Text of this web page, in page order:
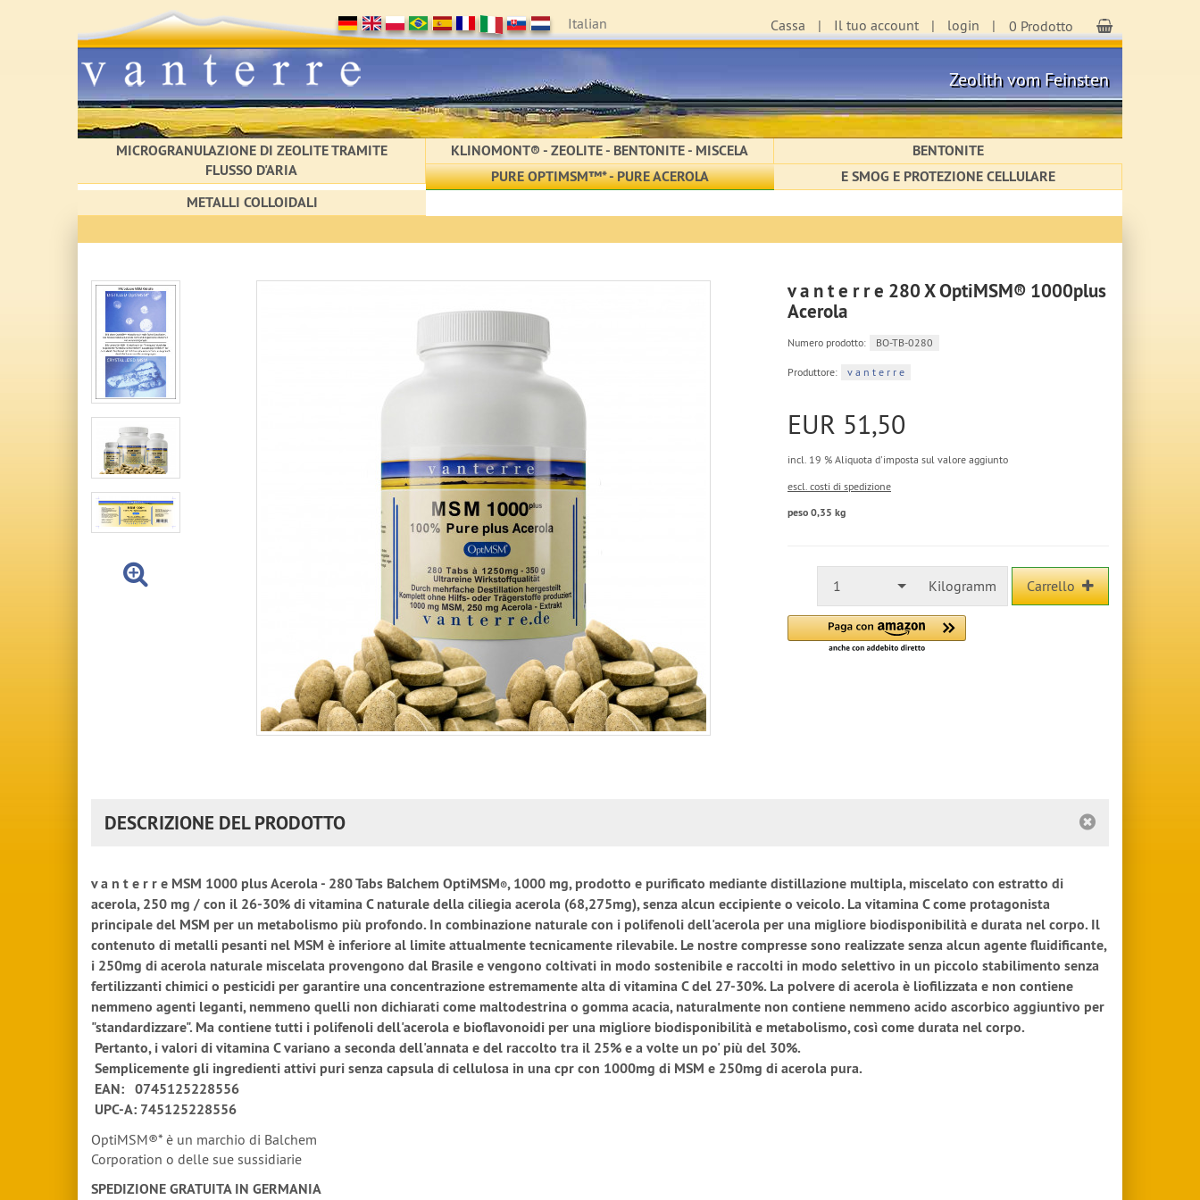
Italian Cassa Il tuo account login 0 Prodotto Carrello
Zeolith vom Feinsten
MICROGRANULAZIONE DI ZEOLITE TRAMITE
FLUSSO D'ARIA
KLINOMONT® - ZEOLITE - BENTONITE - MISCELA
BENTONITE
PURE OPTIMSM™* - PURE ACEROLA
E SMOG E PROTEZIONE CELLULARE
METALLI COLLOIDALI
v a n t e r r e 280 X OptiMSM® 1000plus
Acerola
Numero prodotto: BO-TB-0280
Produttore: v a n t e r r e
EUR 51,50
incl. 19 % Aliquota d'imposta sul valore aggiunto
escl. costi di spedizione
peso 0,35 kg
1 Kilogramm Carrello
DESCRIZIONE DEL PRODOTTO
v a n t e r r e MSM 1000 plus Acerola - 280 Tabs Balchem OptiMSM®, 1000 mg, prodotto e purificato mediante distillazione multipla, miscelato con estratto di
acerola, 250 mg / con il 26-30% di vitamina C naturale della ciliegia acerola (68,275mg), senza alcun eccipiente o veicolo. La vitamina C come protagonista
principale del MSM per un metabolismo più profondo. In combinazione naturale con i polifenoli dell'acerola per una migliore biodisponibilità e durata nel corpo. Il
contenuto di metalli pesanti nel MSM è inferiore al limite attualmente tecnicamente rilevabile. Le nostre compresse sono realizzate senza alcun agente fluidificante,
i 250mg di acerola naturale miscelata provengono dal Brasile e vengono coltivati in modo sostenibile e raccolti in modo selettivo in un piccolo stabilimento senza
fertilizzanti chimici o pesticidi per garantire una concentrazione estremamente alta di vitamina C del 27-30%. La polvere di acerola è liofilizzata e non contiene
nemmeno agenti leganti, nemmeno quelli non dichiarati come maltodestrina o gomma acacia, naturalmente non contiene nemmeno acido ascorbico aggiuntivo per
"standardizzare". Ma contiene tutti i polifenoli dell'acerola e bioflavonoidi per una migliore biodisponibilità e metabolismo, così come durata nel corpo.
Pertanto, i valori di vitamina C variano a seconda dell'annata e del raccolto tra il 25% e a volte un po' più del 30%.
Semplicemente gli ingredienti attivi puri senza capsula di cellulosa in una cpr con 1000mg di MSM e 250mg di acerola pura.
EAN: 0745125228556
UPC-A: 745125228556
OptiMSM®* è un marchio di Balchem
Corporation o delle sue sussidiarie
SPEDIZIONE GRATUITA IN GERMANIA